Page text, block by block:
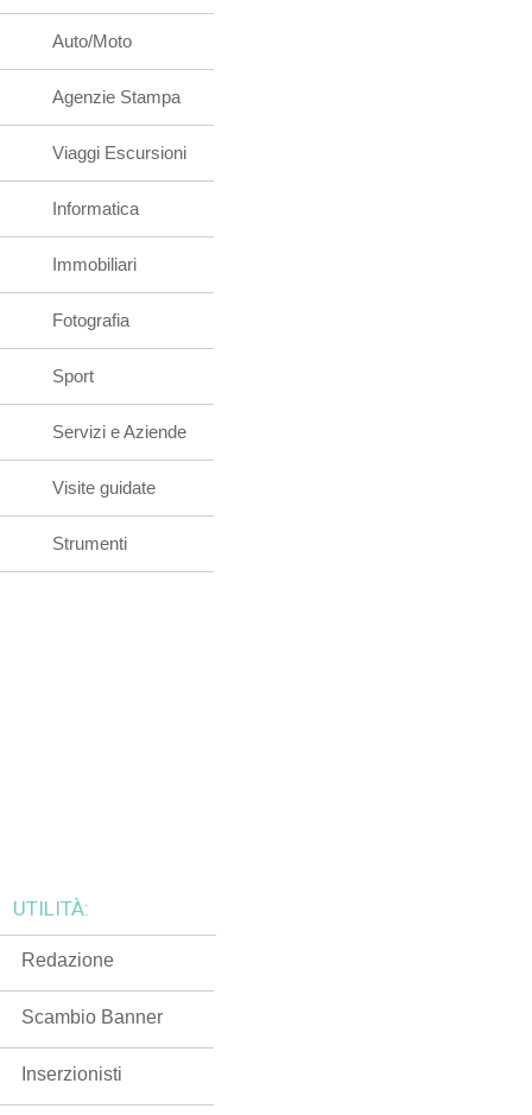
Auto/Moto
Agenzie Stampa
Viaggi Escursioni
Informatica
Immobiliari
Fotografia
Sport
Servizi e Aziende
Visite guidate
Strumenti
UTILITÀ:
Redazione
Scambio Banner
Inserzionisti